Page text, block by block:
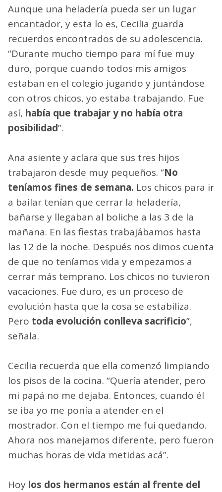
Aunque una heladería pueda ser un lugar
encantador, y esta lo es, Cecilia guarda
recuerdos encontrados de su adolescencia.
“Durante mucho tiempo para mí fue muy
duro, porque cuando todos mis amigos
estaban en el colegio jugando y juntándose
con otros chicos, yo estaba trabajando. Fue
así, había que trabajar y no había otra
posibilidad”.
Ana asiente y aclara que sus tres hijos
trabajaron desde muy pequeños. “No
teníamos fines de semana. Los chicos para ir
a bailar tenían que cerrar la heladería,
bañarse y llegaban al boliche a las 3 de la
mañana. En las fiestas trabajábamos hasta
las 12 de la noche. Después nos dimos cuenta
de que no teníamos vida y empezamos a
cerrar más temprano. Los chicos no tuvieron
vacaciones. Fue duro, es un proceso de
evolución hasta que la cosa se estabiliza.
Pero toda evolución conlleva sacrificio”,
señala.
Cecilia recuerda que ella comenzó limpiando
los pisos de la cocina. “Quería atender, pero
mi papá no me dejaba. Entonces, cuando él
se iba yo me ponía a atender en el
mostrador. Con el tiempo me fui quedando.
Ahora nos manejamos diferente, pero fueron
muchas horas de vida metidas acá”.
Hoy los dos hermanos están al frente del